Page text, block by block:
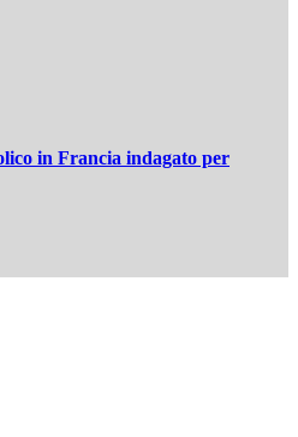
in Francia indagato per